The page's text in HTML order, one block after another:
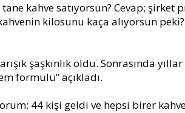
kahve satıyorsun? Cevap;
kilosunu kaça alıyorsun
şaşkınlık oldu. Sonrasında
formülü” açıkladı.
44 kişi geldi ve hepsi birer